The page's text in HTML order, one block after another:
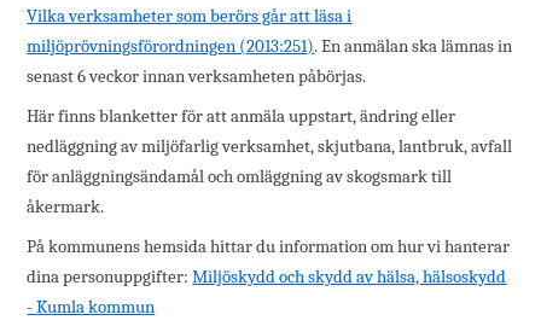
Vilka verksamheter som berörs går att läsa i
miljöprövningsförordningen (2013:251). En anmälan ska lämnas in
senast 6 veckor innan verksamheten påbörjas.
Här finns blanketter för att anmäla uppstart, ändring eller
nedläggning av miljöfarlig verksamhet, skjutbana, lantbruk, avfall
för anläggningsändamål och omläggning av skogsmark till
åkermark.
På kommunens hemsida hittar du information om hur vi hanterar
dina personuppgifter:Miljöskydd och skydd av hälsa, hälsoskydd
- Kumla kommun